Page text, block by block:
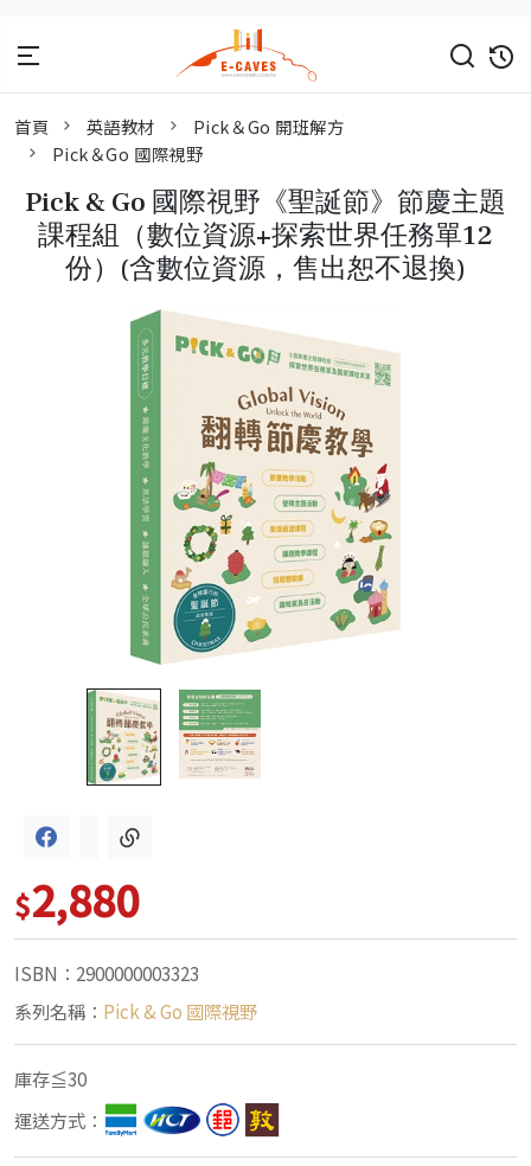
首頁 英語教材
Pick＆Go 開班解方
Pick＆Go 國際視野
Pick & Go 國際視野《聖誕節》節慶主題
課程組（數位資源+探索世界任務單12
份）(含數位資源，售出恕不退換)
$2,880
ISBN：2900000003323
系列名稱： Pick & Go 國際視野
庫存≦30
運送方式：